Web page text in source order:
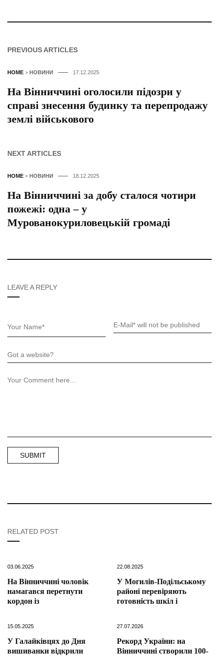
PREVIOUS ARTICLES
HOME > НОВИНИ 17.12.2025
На Вінниччині оголосили підозри у
справі знесення будинку та перепродажу
землі військового
NEXT ARTICLES
HOME > НОВИНИ 18.12.2025
На Вінниччині за добу сталося чотири
пожежі: одна – у
Мурованокуриловецькій громаді
LEAVE A REPLY
RELATED POST
03.06.2025
На Вінниччині чоловік
намагався перетнути
кордон із
22.08.2025
У Могилів-Подільському
районі перевіряють
готовність шкіл і
15.05.2025
У Галайківцях до Дня
вишиванки відкрили
27.07.2026
Рекорд України: на
Вінниччині створили 100-